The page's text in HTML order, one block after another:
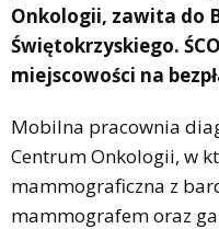
Onkologii, zawita do
Świętokrzyskiego.
miejscowości na
Mobilna pracownia
Centrum Onkologii, w
mammograficzna z
mammografem oraz